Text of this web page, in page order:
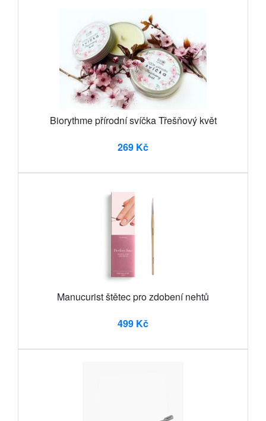
Biorythme přírodní svíčka Třešňový květ
269 Kč
Manucurist štětec pro zdobení nehtů
499 Kč